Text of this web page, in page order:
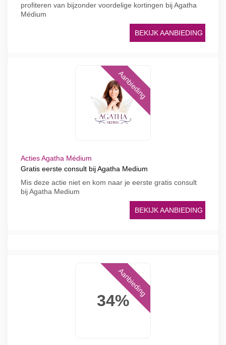
profiteren van bijzonder voordelige kortingen bij Agatha
Médium
BEKIJK AANBIEDING
Aanbieding
Acties Agatha Médium
Gratis eerste consult bij Agatha Medium
Mis deze actie niet en kom naar je eerste gratis consult
bij Agatha Medium
BEKIJK AANBIEDING
34%
Aanbieding